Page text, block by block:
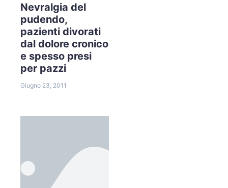
Nevralgia del
pudendo,
pazienti divorati
dal dolore cronico
e spesso presi
per pazzi
Giugno 23, 2011